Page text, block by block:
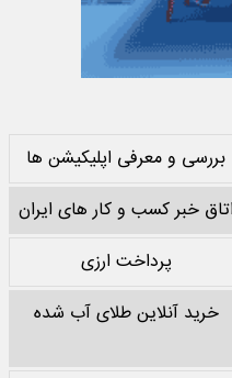
بررسی و معرفی اپلیکیشن ها
اتاق خبر کسب و کار های ایران
پرداخت ارزی
خرید آنلاین طلای آب شده